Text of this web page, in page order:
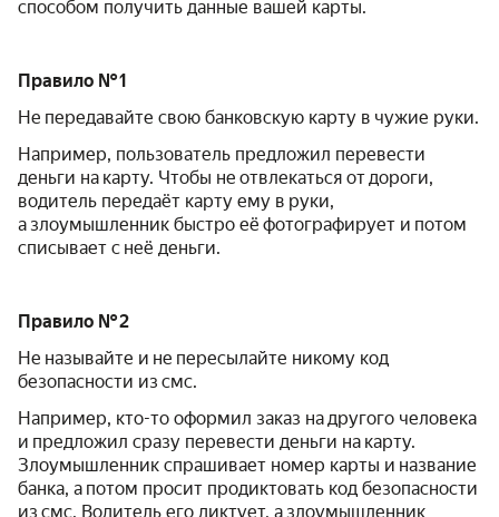
способом получить данные вашей карты.
Правило № 1
Не передавайте свою банковскую карту в чужие руки.
Например, пользователь предложил перевести
деньги на карту. Чтобы не отвлекаться от дороги,
водитель передаёт карту ему в руки,
а злоумышленник быстро её фотографирует и потом
списывает с неё деньги.
Правило № 2
Не называйте и не пересылайте никому код
безопасности из смс.
Например, кто-то оформил заказ на другого человека
и предложил сразу перевести деньги на карту.
Злоумышленник спрашивает номер карты и название
банка, а потом просит продиктовать код безопасности
из смс. Водитель его диктует, а злоумышленник